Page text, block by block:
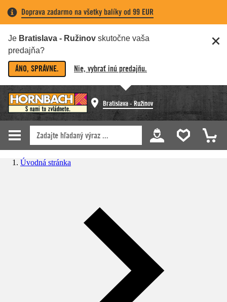
Doprava zadarmo na všetky balíky od 99 EUR
Je Bratislava - Ružinov skutočne vaša
predajňa?
ÁNO, SPRÁVNE. Nie, vybrať inú predajňu.
Bratislava - Ružinov
Úvodná stránka